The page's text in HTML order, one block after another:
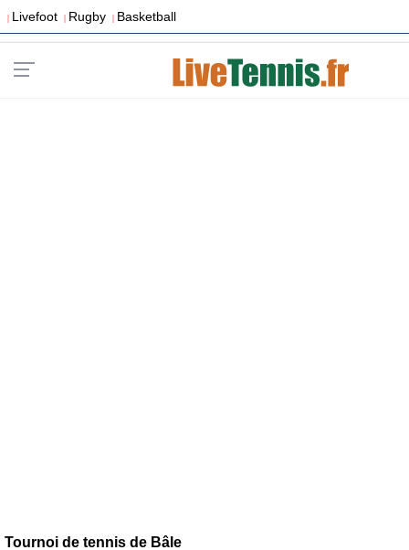
| Livefoot | Rugby | Basketball
Tournoi de tennis de Bâle